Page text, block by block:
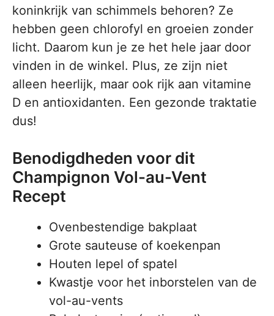
koninkrijk van schimmels behoren? Ze
hebben geen chlorofyl en groeien zonder
licht. Daarom kun je ze het hele jaar door
vinden in de winkel. Plus, ze zijn niet
alleen heerlijk, maar ook rijk aan vitamine
D en antioxidanten. Een gezonde traktatie
dus!
Benodigdheden voor dit
Champignon Vol-au-Vent
Recept
Ovenbestendige bakplaat
Grote sauteuse of koekenpan
Houten lepel of spatel
Kwastje voor het inborstelen van de
vol-au-vents